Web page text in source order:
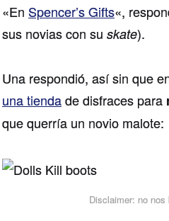
«En Spencer’s Gifts«,
sus novias con su skate).
Una respondió, así sin que
una tiendade disfraces para
que querría un novio malote:
Disclaimer: no